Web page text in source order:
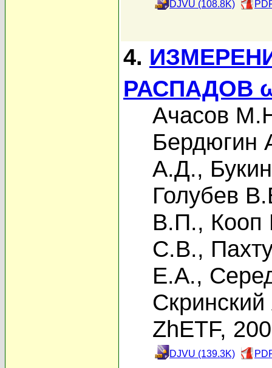
DJVU (108.8K)
4.
РАСПАДОВ
Ачасов
Бердюгин
А.Д.,
Голубев
В.П.,
С.В.,
Е.А.,
ZhETF,
DJVU (139.3K)